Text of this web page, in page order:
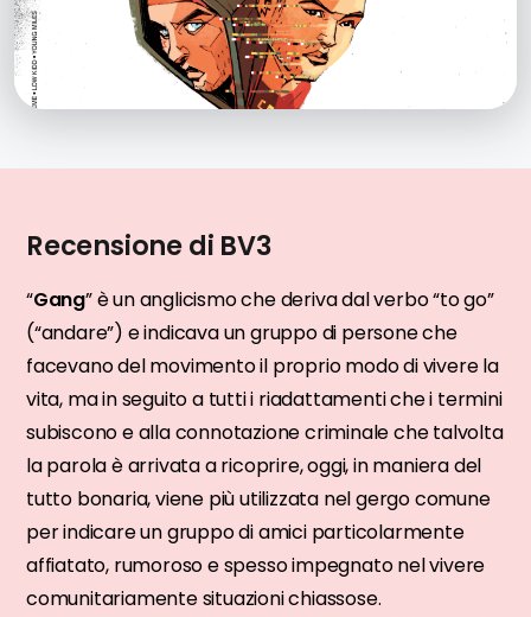
Recensione di BV3
“Gang” è un anglicismo che deriva dal verbo “to go”
(“andare”) e indicava un gruppo di persone che
facevano del movimento il proprio modo di vivere la
vita, ma in seguito a tutti i riadattamenti che i termini
subiscono e alla connotazione criminale che talvolta
la parola è arrivata a ricoprire, oggi, in maniera del
tutto bonaria, viene più utilizzata nel gergo comune
per indicare un gruppo di amici particolarmente
affiatato, rumoroso e spesso impegnato nel vivere
comunitariamente situazioni chiassose.